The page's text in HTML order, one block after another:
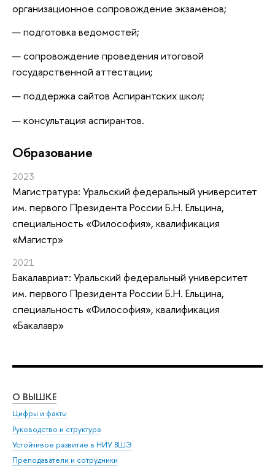
организационное сопровождение экзаменов;
подготовка ведомостей;
сопровождение проведения итоговой
государственной аттестации;
поддержка сайтов Аспирантских школ;
консультация аспирантов.
Oбразование
2023
Магистратура: Уральский федеральный университет
им. первого Президента России Б.Н. Ельцина,
специальность «Философия», квалификация
«Магистр»
2021
Бакалавриат: Уральский федеральный университет
им. первого Президента России Б.Н. Ельцина,
специальность «Философия», квалификация
«Бакалавр»
О ВЫШКЕ
Цифры и факты
Руководство и структура
Устойчивое развитие в НИУ ВШЭ
Преподаватели и сотрудники